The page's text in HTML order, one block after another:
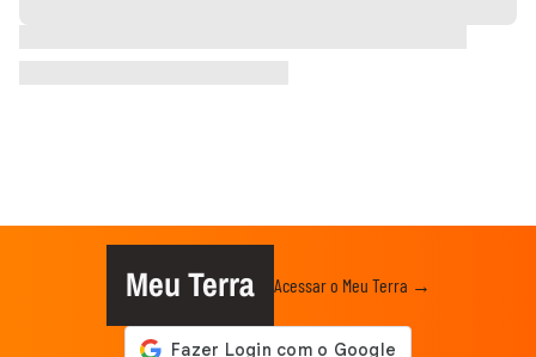
Meu Terra Acessar o Meu Terra →